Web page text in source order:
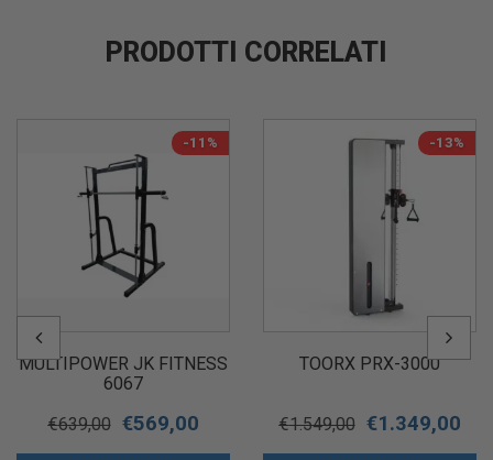
PRODOTTI CORRELATI
-11%
MULTIPOWER JK FITNESS
6067
€639,00 €569,00
-13%
TOORX PRX-3000
€1.549,00 €1.349,00